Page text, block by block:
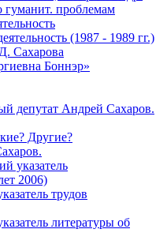
гуманит. проблемам
(1987 - 1989 гг.)
Сахарова
Боннэр»
депутат Андрей Сахаров.
Другие?
указатель
2006)
трудов
литературы об